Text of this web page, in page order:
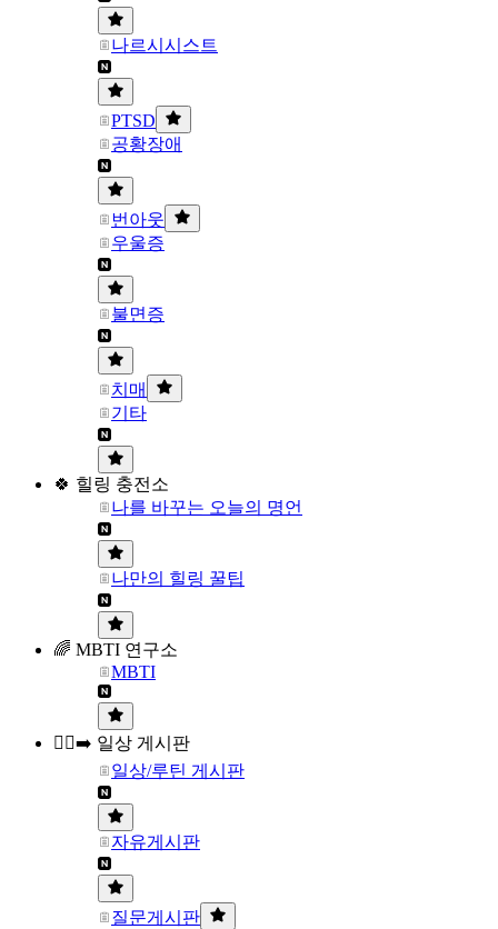
나르시시스트
PTSD
공황장애
번아웃
우울증
불면증
치매
기타
🍀 힐링 충전소
나를 바꾸는 오늘의 명언
나만의 힐링 꿀팁
🌈 MBTI 연구소
MBTI
🏃‍♀️‍➡️ 일상 게시판
일상/루틴 게시판
자유게시판
질문게시판